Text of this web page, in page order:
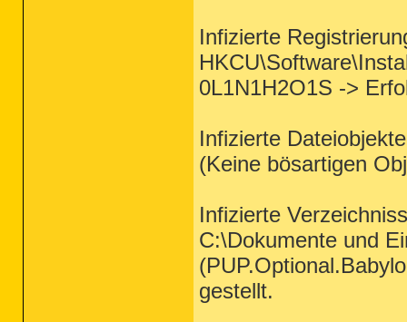
Infizierte
0L1N1H2O1S ->
Infizierte
(Keine bösartigen
Infizierte
C:\Dokumente und
gestellt.